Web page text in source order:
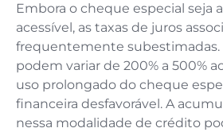
Embora o cheque especial seja
acessível, as taxas de juros
frequentemente subestimadas.
podem variar de 200% a 500%
uso prolongado do cheque
financeira desfavorável. A
nessa modalidade de crédito